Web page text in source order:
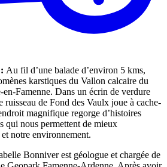
Au fil d’une balade d’environ 5 kms,
karstiques du Vallon calcaire du
Famenne. Dans un écrin de verdure
de Fond des Vaulx joue à cache-
magnifique regorge d’histoires
qui nous permettent de mieux
notre environnement.
Bonniver est géologue et chargée de